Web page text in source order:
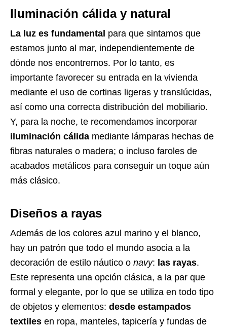
Iluminación cálida y natural
La luz es fundamental para que sintamos que
estamos junto al mar, independientemente de
dónde nos encontremos. Por lo tanto, es
importante favorecer su entrada en la vivienda
mediante el uso de cortinas ligeras y translúcidas,
así como una correcta distribución del mobiliario.
Y, para la noche, te recomendamos incorporar
iluminación cálida mediante lámparas hechas de
fibras naturales o madera; o incluso faroles de
acabados metálicos para conseguir un toque aún
más clásico.
Diseños a rayas
Además de los colores azul marino y el blanco,
hay un patrón que todo el mundo asocia a la
decoración de estilo náutico o navy: las rayas.
Este representa una opción clásica, a la par que
formal y elegante, por lo que se utiliza en todo tipo
de objetos y elementos: desde estampados
textiles en ropa, manteles, tapicería y fundas de